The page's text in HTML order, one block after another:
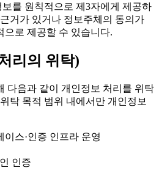
를 원칙적으로 제3자에게 제공하
거가 있거나 정보주체의 동의가
으로 제공할 수 있습니다.
리의 위탁)
다음과 같이 개인정보 처리를 위탁
탁 목적 범위 내에서만 개인정보
이스·인증 인프라 운영
인증